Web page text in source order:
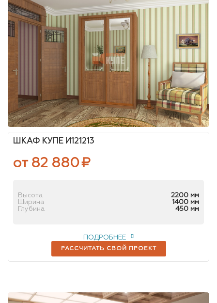
ШКАФ КУПЕ И121213
от 82 880₽
Высота
2200 мм
Ширина
1400 мм
Глубина
450 мм
РАССЧИТАТЬ СВОЙ ПРОЕКТ
ПОДРОБНЕЕ